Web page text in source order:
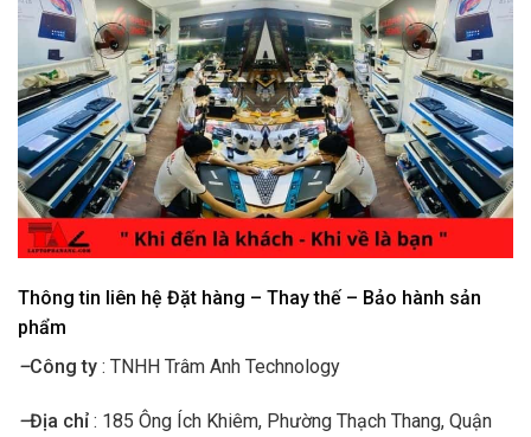
Thông tin liên hệ Đặt hàng – Thay thế – Bảo hành sản
phẩm
–Công ty : TNHH Trâm Anh Technology
–Địa chỉ : 185 Ông Ích Khiêm, Phường Thạch Thang, Quận